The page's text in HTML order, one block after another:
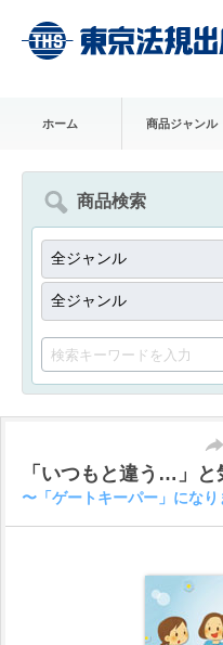
ホーム 商品ジャンル
商品検索
「いつもと違う…」と
〜「ゲートキーパー」にな